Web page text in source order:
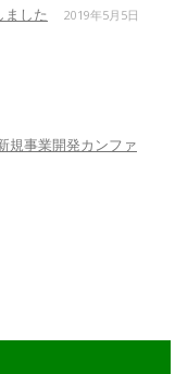
した 2019年5月5日
規事業開発カンファ